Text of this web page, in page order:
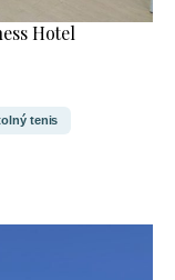
Hotel
tenis